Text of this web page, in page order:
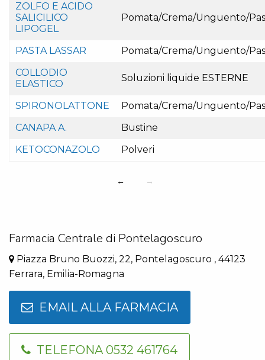
ZOLFO E ACIDO
SALICILICO
LIPOGEL
Pomata/Crema/Unguento/
PASTA LASSAR
Pomata/Crema/Unguento/
COLLODIO
ELASTICO
Soluzioni liquide ESTERNE
SPIRONOLATTONE
Pomata/Crema/Unguento/
CANAPA A.
Bustine
KETOCONAZOLO
Polveri
← →
Farmacia Centrale di Pontelagoscuro
Piazza Bruno Buozzi, 22, Pontelagoscuro , 44123
Ferrara, Emilia-Romagna
EMAIL ALLA FARMACIA
TELEFONA 0532 461764